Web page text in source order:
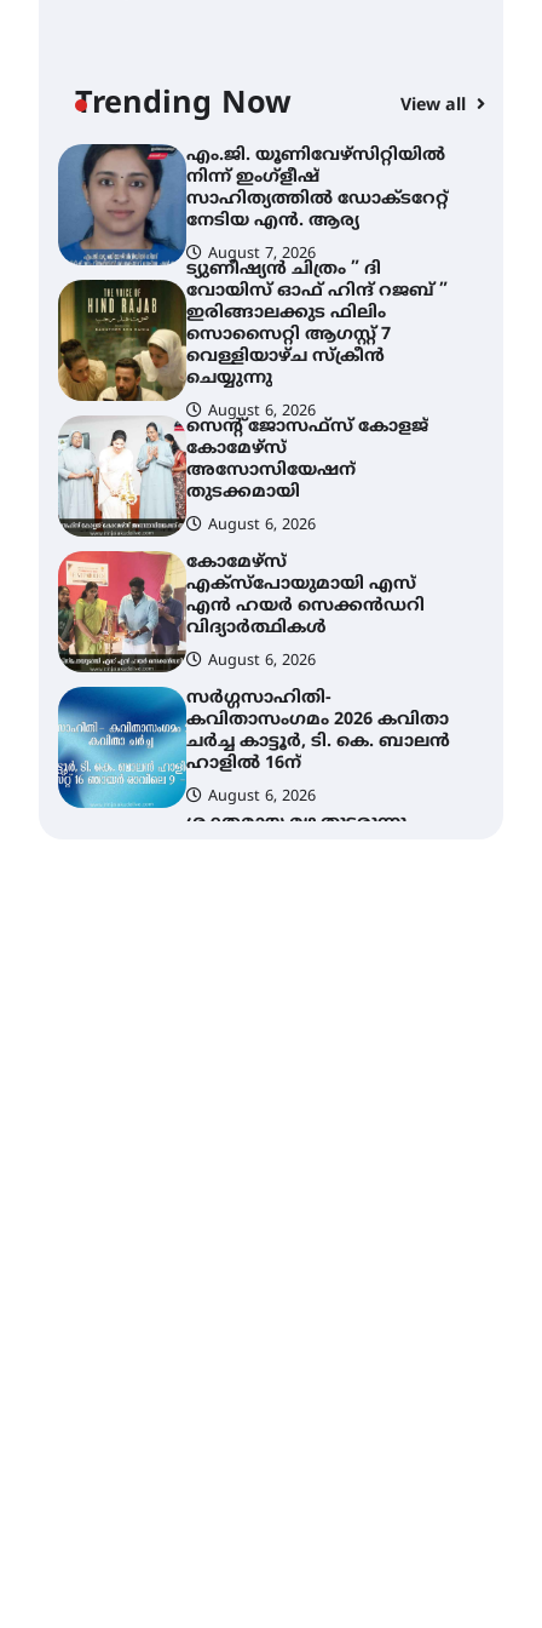
Trending Now View all
August 7, 2026
വോയിസ് ഓഫ് ഹിന്ദ് റജബ് ”
ഇരിങ്ങാലക്കുട ഫിലിം
സൊസൈറ്റി ആഗസ്റ്റ് 7
വെള്ളിയാഴ്ച സ്‌ക്രീൻ
ചെയ്യുന്നു
August 6, 2026
സെന്റ് ജോസഫ്സ് കോളജ്
കോമേഴ്‌സ്
അസോസിയേഷന്
തുടക്കമായി
August 6, 2026
കോമേഴ്സ്
എക്സ്പോയുമായി എസ്
എൻ ഹയർ സെക്കൻഡറി
വിദ്യാർത്ഥികൾ
August 6, 2026
സർഗ്ഗസാഹിതി-
കവിതാസംഗമം 2026 കവിതാ
ചർച്ച കാട്ടൂർ, ടി. കെ. ബാലൻ
ഹാളിൽ 16ന്
August 6, 2026
ശക്തമായ മഴ തുടരുന്നു –
തൃശൂർ ജില്ലയിൽ എല്ലാ
വിദ്യാഭ്യാസ
സ്ഥാപനങ്ങൾക്കും
ശനിയാഴ്ച അവധി
August 7, 2026